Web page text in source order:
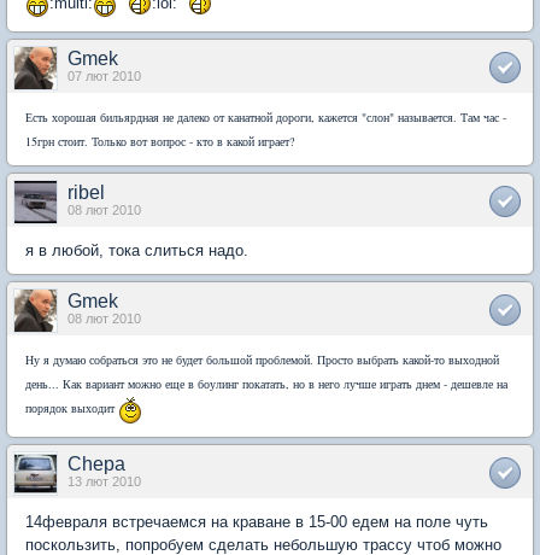
Gmek
07 лют 2010
Есть хорошая бильярдная не далеко от канатной дороги, кажется "слон" называется. Там час -
15грн стоит. Только вот вопрос - кто в какой играет?
ribel
08 лют 2010
я в любой, тока слиться надо.
Gmek
08 лют 2010
Ну я думаю собраться это не будет большой проблемой. Просто выбрать какой-то выходной
день... Как вариант можно еще в боулинг покатать, но в него лучше играть днем - дешевле на
порядок выходит
Chepa
13 лют 2010
14февраля встречаемся на краване в 15-00 едем на поле чуть
поскользить, попробуем сделать небольшую трассу чтоб можно